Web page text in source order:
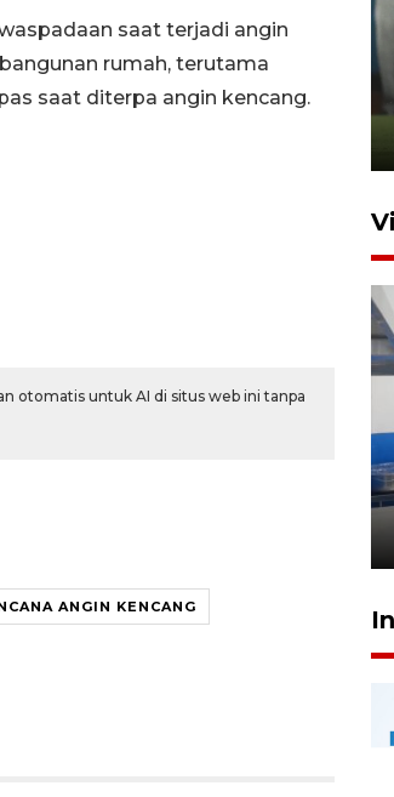
saat terjadi angin
rumah, terutama
saat diterpa angin kencang.
otomatis untuk AI di situs web ini tanpa
ANGIN KENCANG
Babel-Kanwil
Babel Jalin Kerja